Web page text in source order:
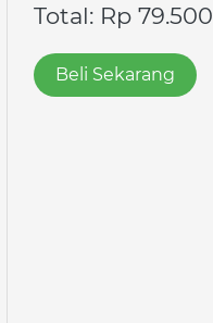
Total: Rp 79.500
`
Beli Sekarang